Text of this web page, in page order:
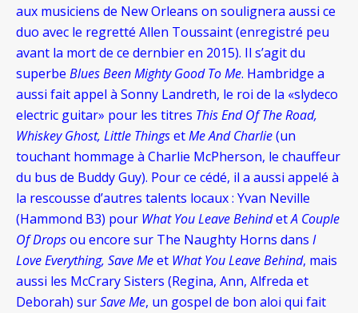
aux musiciens de New Orleans on soulignera aussi ce
duo avec le regretté Allen Toussaint (enregistré peu
avant la mort de ce dernbier en 2015). Il s’agit du
superbe Blues Been Mighty Good To Me. Hambridge a
aussi fait appel à Sonny Landreth, le roi de la «slydeco
electric guitar» pour les titres This End Of The Road,
Whiskey Ghost, Little ThingsetMe And Charlie(un
touchant hommage à Charlie McPherson, le chauffeur
du bus de Buddy Guy). Pour ce cédé, il a aussi appelé à
la rescousse d’autres talents locaux : Yvan Neville
(Hammond B3) pour What You Leave BehindetA Couple
Of Dropsou encore sur The Naughty Horns dans I
Love Everything, Save Meet What You Leave Behind, mais
aussi les McCrary Sisters (Regina, Ann, Alfreda et
Deborah) surSave Me, un gospel de bon aloi qui fait